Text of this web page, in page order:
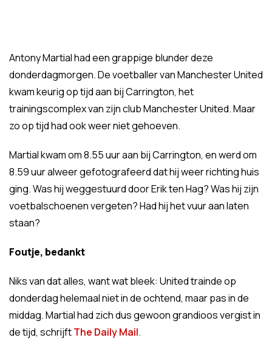
Antony Martial had een grappige blunder deze
donderdagmorgen. De voetballer van Manchester United
kwam keurig op tijd aan bij Carrington, het
trainingscomplex van zijn club Manchester United. Maar
zo op tijd had ook weer niet gehoeven.
Martial kwam om 8.55 uur aan bij Carrington, en werd om
8.59 uur alweer gefotografeerd dat hij weer richting huis
ging. Was hij weggestuurd door Erik ten Hag? Was hij zijn
voetbalschoenen vergeten? Had hij het vuur aan laten
staan?
Foutje, bedankt
Niks van dat alles, want wat bleek: United trainde op
donderdag helemaal niet in de ochtend, maar pas in de
middag. Martial had zich dus gewoon grandioos vergist in
de tijd, schrijftThe Daily Mail.